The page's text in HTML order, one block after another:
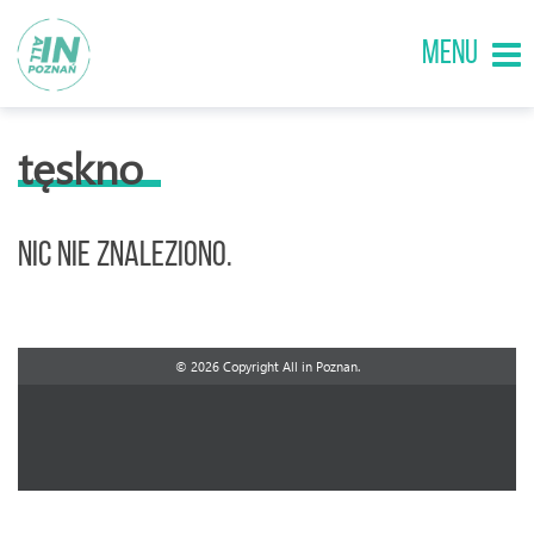
MENU
tęskno
Nic nie znaleziono.
© 2026 Copyright All in Poznan.